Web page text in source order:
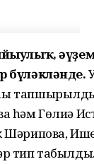
бүләкләнде.
һәм Гөлиә
Шәрипова,
тип